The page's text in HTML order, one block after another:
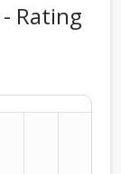
Rating